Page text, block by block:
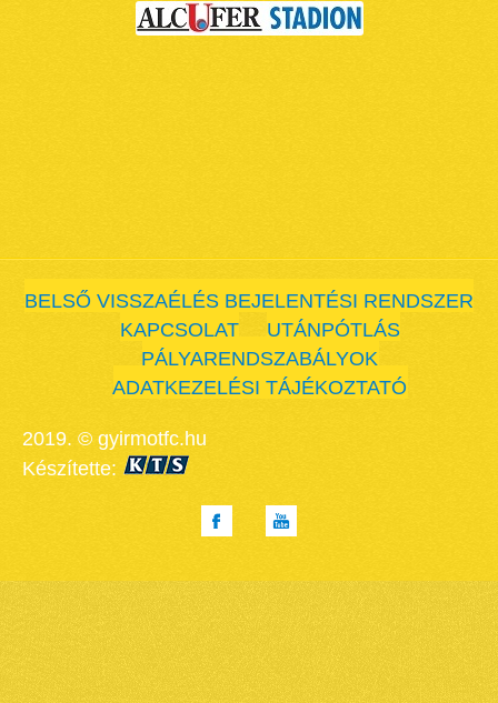
BELSŐ VISSZAÉLÉS BEJELENTÉSI RENDSZER
KAPCSOLAT
UTÁNPÓTLÁS
PÁLYARENDSZABÁLYOK
ADATKEZELÉSI TÁJÉKOZTATÓ
2019. © gyirmotfc.hu
Készítette: